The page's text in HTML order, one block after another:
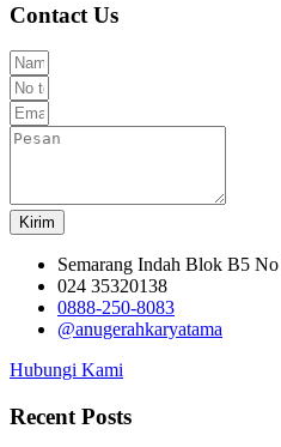
Contact Us
Kirim
Semarang Indah Blok B5
024 35320138
0888-250-8083
@anugerahkaryatama
Hubungi Kami
Recent Posts